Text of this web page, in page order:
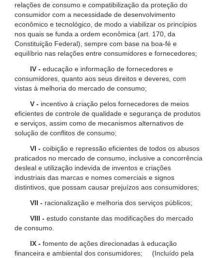
relações de consumo e compatibilização da proteção do
consumidor com a necessidade de desenvolvimento
econômico e tecnológico, de modo a viabilizar os princípios
nos quais se funda a ordem econômica (art. 170, da
Constituição Federal), sempre com base na boa-fé e
equilíbrio nas relações entre consumidores e fornecedores;
IV - educação e informação de fornecedores e
consumidores, quanto aos seus direitos e deveres, com
vistas à melhoria do mercado de consumo;
V - incentivo à criação pelos fornecedores de meios
eficientes de controle de qualidade e segurança de produtos
e serviços, assim como de mecanismos alternativos de
solução de conflitos de consumo;
VI - coibição e repressão eficientes de todos os abusos
praticados no mercado de consumo, inclusive a concorrência
desleal e utilização indevida de inventos e criações
industriais das marcas e nomes comerciais e signos
distintivos, que possam causar prejuízos aos consumidores;
VII - racionalização e melhoria dos serviços públicos;
VIII - estudo constante das modificações do mercado
de consumo.
IX - fomento de ações direcionadas à educação
financeira e ambiental dos consumidores; (Incluído pela